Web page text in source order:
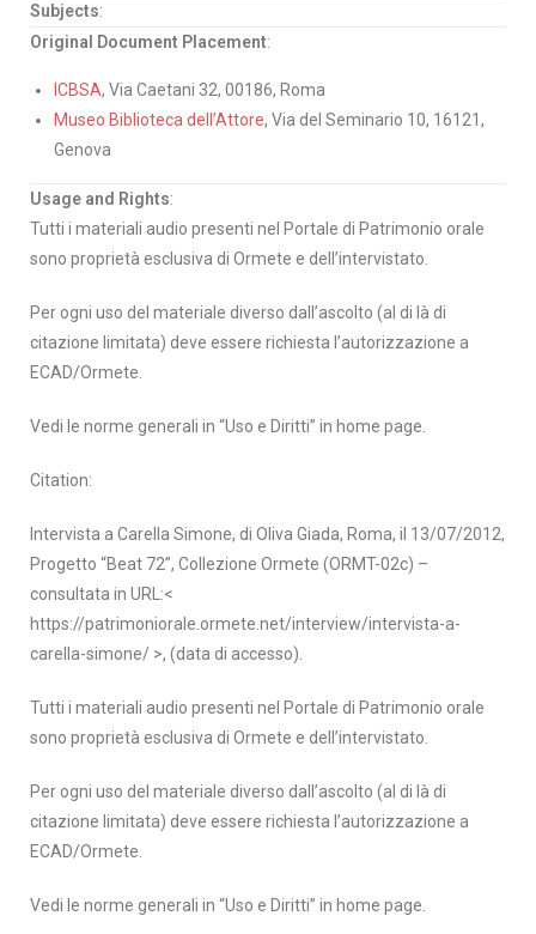
Subjects:
Original Document Placement:
ICBSA, Via Caetani 32, 00186, Roma
Museo Biblioteca dell’Attore, Via del Seminario 10, 16121,
Genova
Usage and Rights:
Tutti i materiali audio presenti nel Portale di Patrimonio orale
sono proprietà esclusiva di Ormete e dell’intervistato.
Per ogni uso del materiale diverso dall’ascolto (al di là di
citazione limitata) deve essere richiesta l’autorizzazione a
ECAD/Ormete.
Vedi le norme generali in “Uso e Diritti” in home page.
Citation:
Intervista a Carella Simone, di Oliva Giada, Roma, il 13/07/2012,
Progetto “Beat 72”, Collezione Ormete (ORMT-02c) –
consultata in URL:<
https://patrimoniorale.ormete.net/interview/intervista-a-
carella-simone/ >, (data di accesso).
Tutti i materiali audio presenti nel Portale di Patrimonio orale
sono proprietà esclusiva di Ormete e dell’intervistato.
Per ogni uso del materiale diverso dall’ascolto (al di là di
citazione limitata) deve essere richiesta l’autorizzazione a
ECAD/Ormete.
Vedi le norme generali in “Uso e Diritti” in home page.